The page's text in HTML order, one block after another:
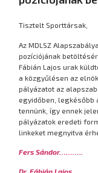
Tisztelt Sporttársak,
Az MDLSZ
pozíciójának
Fábián Lajos urak
a közgyűlésen az
pályázatot az
egyidőben, legkésőbb
tennünk, így ennek
pályázatok eredeti
linkeket megnyitva
Fers Sándor………..